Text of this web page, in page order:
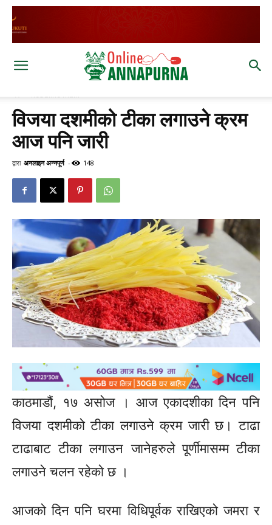
घर headline main
विजया दशमीको टीका लगाउने क्रम
आज पनि जारी
द्वारा अनलाइन अन्नपूर्ण - 148
काठमाडौं, १७ असाेज । आज एकादशीका दिन पनि
विजया दशमीको टीका लगाउने क्रम जारी छ। टाढा
टाढाबाट टीका लगाउन जानेहरुले पूर्णीमासम्म टीका
लगाउने चलन रहेकाे छ ।
आजको दिन पनि घरमा विधिपूर्वक राखिएको जमरा र